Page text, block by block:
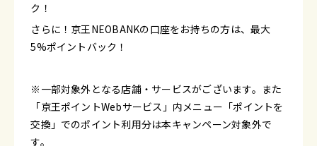
ク！
さらに！京王NEOBANKの口座をお持ちの方は、最大
5%ポイントバック！
※一部対象外となる店舗・サービスがございます。また
「京王ポイントWebサービス」内メニュー「ポイントを
交換」でのポイント利用分は本キャンペーン対象外で
す。